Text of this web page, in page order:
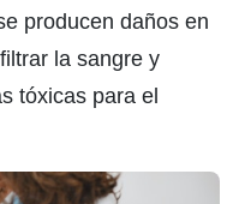
producen daños en
la sangre y
tóxicas para el